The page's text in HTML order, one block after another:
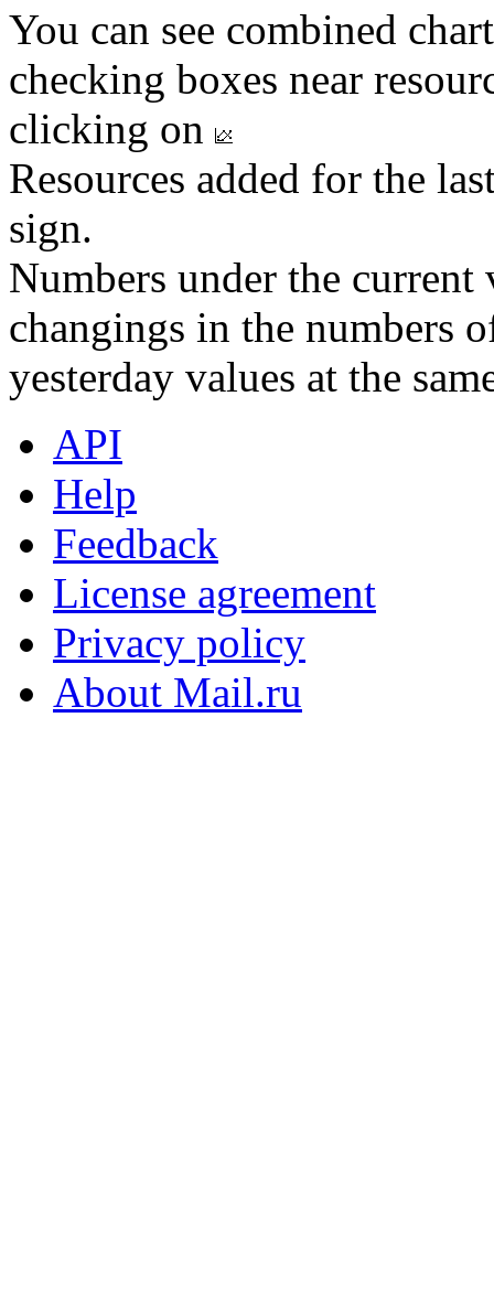
You can see combined
checking boxes near
clicking on
Resources added for the
sign.
Numbers under the
changings in the numbers
yesterday values at the
API
Help
Feedback
License agreement
Privacy policy
About Mail.ru